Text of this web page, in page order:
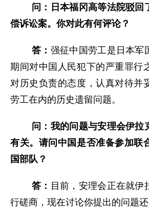
问：日本福冈高等法院驳回
偿诉讼案。你对此有何评论？
答： 强征中国劳工是日本军
期间对中国人民犯下的严重罪行
对历史负责的态度，认真对待并
劳工在内的历史遗留问题。
问：我的问题与安理会伊拉
有关。请问中国是否准备参加联
国部队？
答： 目前，安理会正在就伊
行磋商，现在讨论你提出的问题还